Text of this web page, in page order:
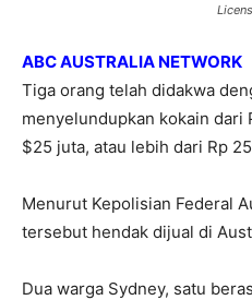
ABC AUSTRALIA NETWORK
Tiga orang telah didakwa
menyelundupkan kokain dari
$25 juta, atau lebih dari Rp
Menurut Kepolisian Federal
tersebut hendak dijual di
Dua warga Sydney, satu